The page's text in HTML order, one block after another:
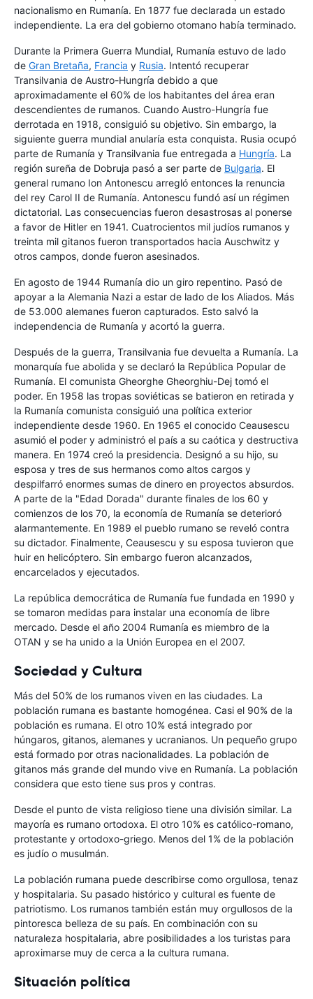
nacionalismo en Rumanía. En 1877 fue declarada un estado
independiente. La era del gobierno otomano había terminado.
Durante la Primera Guerra Mundial, Rumanía estuvo de lado
de Gran Bretaña, Francia y Rusia. Intentó recuperar
Transilvania de Austro-Hungría debido a que
aproximadamente el 60% de los habitantes del área eran
descendientes de rumanos. Cuando Austro-Hungría fue
derrotada en 1918, consiguió su objetivo. Sin embargo, la
siguiente guerra mundial anularía esta conquista. Rusia ocupó
parte de Rumanía y Transilvania fue entregada a Hungría. La
región sureña de Dobruja pasó a ser parte de Bulgaria. El
general rumano Ion Antonescu arregló entonces la renuncia
del rey Carol II de Rumanía. Antonescu fundó así un régimen
dictatorial. Las consecuencias fueron desastrosas al ponerse
a favor de Hitler en 1941. Cuatrocientos mil judíos rumanos y
treinta mil gitanos fueron transportados hacia Auschwitz y
otros campos, donde fueron asesinados.
En agosto de 1944 Rumanía dio un giro repentino. Pasó de
apoyar a la Alemania Nazi a estar de lado de los Aliados. Más
de 53.000 alemanes fueron capturados. Esto salvó la
independencia de Rumanía y acortó la guerra.
Después de la guerra, Transilvania fue devuelta a Rumanía. La
monarquía fue abolida y se declaró la República Popular de
Rumanía. El comunista Gheorghe Gheorghiu-Dej tomó el
poder. En 1958 las tropas soviéticas se batieron en retirada y
la Rumanía comunista consiguió una política exterior
independiente desde 1960. En 1965 el conocido Ceausescu
asumió el poder y administró el país a su caótica y destructiva
manera. En 1974 creó la presidencia. Designó a su hijo, su
esposa y tres de sus hermanos como altos cargos y
despilfarró enormes sumas de dinero en proyectos absurdos.
A parte de la "Edad Dorada" durante finales de los 60 y
comienzos de los 70, la economía de Rumanía se deterioró
alarmantemente. En 1989 el pueblo rumano se reveló contra
su dictador. Finalmente, Ceausescu y su esposa tuvieron que
huir en helicóptero. Sin embargo fueron alcanzados,
encarcelados y ejecutados.
La república democrática de Rumanía fue fundada en 1990 y
se tomaron medidas para instalar una economía de libre
mercado. Desde el año 2004 Rumanía es miembro de la
OTAN y se ha unido a la Unión Europea en el 2007.
Sociedad y Cultura
Más del 50% de los rumanos viven en las ciudades. La
población rumana es bastante homogénea. Casi el 90% de la
población es rumana. El otro 10% está integrado por
húngaros, gitanos, alemanes y ucranianos. Un pequeño grupo
está formado por otras nacionalidades. La población de
gitanos más grande del mundo vive en Rumanía. La población
considera que esto tiene sus pros y contras.
Desde el punto de vista religioso tiene una división similar. La
mayoría es rumano ortodoxa. El otro 10% es católico-romano,
protestante y ortodoxo-griego. Menos del 1% de la población
es judío o musulmán.
La población rumana puede describirse como orgullosa, tenaz
y hospitalaria. Su pasado histórico y cultural es fuente de
patriotismo. Los rumanos también están muy orgullosos de la
pintoresca belleza de su país. En combinación con su
naturaleza hospitalaria, abre posibilidades a los turistas para
aproximarse muy de cerca a la cultura rumana.
Situación política